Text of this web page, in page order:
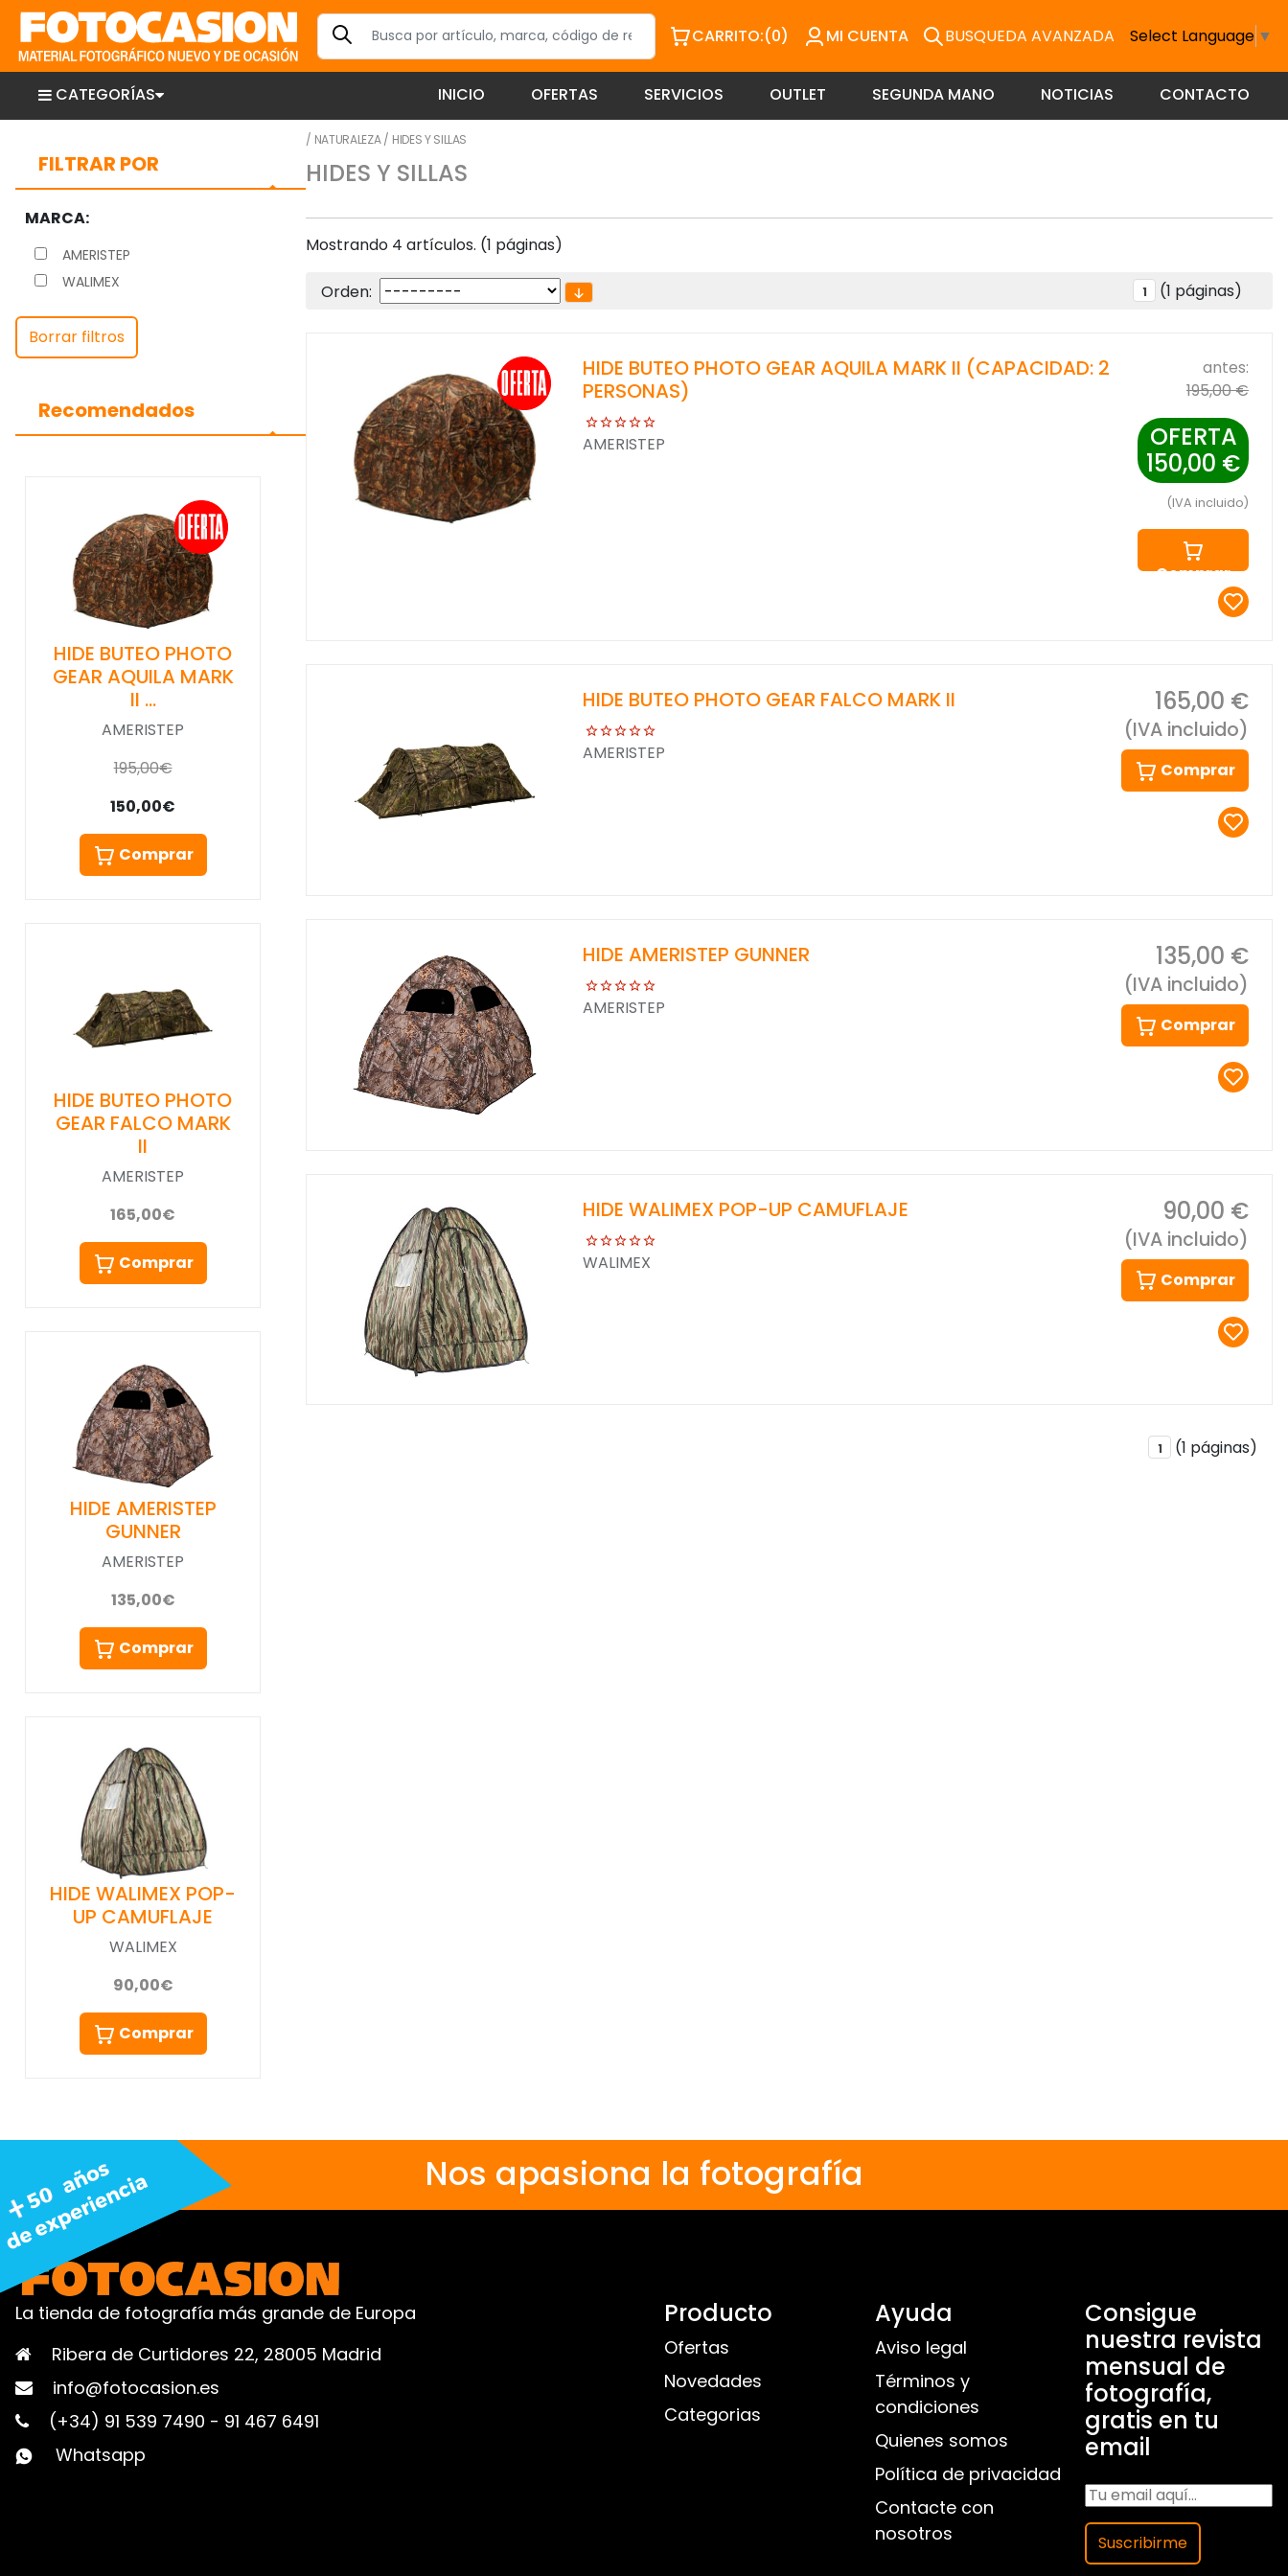
CARRITO:(0) MI CUENTA BUSQUEDA AVANZADA Select Language ▼
CATEGORÍAS INICIO OFERTAS SERVICIOS OUTLET SEGUNDA MANO NOTICIAS CONTACTO
FILTRAR POR
MARCA:
AMERISTEP
WALIMEX
Borrar filtros
Recomendados
HIDE BUTEO PHOTO
GEAR AQUILA MARK
II …
AMERISTEP
195,00€
150,00€
Comprar
HIDE BUTEO PHOTO
GEAR FALCO MARK
II
AMERISTEP
165,00€
Comprar
HIDE AMERISTEP
GUNNER
AMERISTEP
135,00€
Comprar
HIDE WALIMEX POP-
UP CAMUFLAJE
WALIMEX
90,00€
Comprar
/ NATURALEZA/ HIDES Y SILLAS
HIDES Y SILLAS
Mostrando 4 artículos. (1 páginas)
Orden: 1 (1 páginas)
HIDE BUTEO PHOTO GEAR AQUILA MARK II (CAPACIDAD: 2
PERSONAS)
AMERISTEP
antes:
195,00 €
OFERTA
150,00 €
(IVA incluido)
Comprar
HIDE BUTEO PHOTO GEAR FALCO MARK II
AMERISTEP
165,00 €
(IVA incluido)
Comprar
HIDE AMERISTEP GUNNER
AMERISTEP
135,00 €
(IVA incluido)
Comprar
HIDE WALIMEX POP-UP CAMUFLAJE
WALIMEX
90,00 €
(IVA incluido)
Comprar
1 (1 páginas)
Nos apasiona la fotografía
La tienda de fotografía más grande de Europa
Ribera de Curtidores 22, 28005 Madrid
info@fotocasion.es
(+34) 91 539 7490 - 91 467 6491
Whatsapp
Producto
Ofertas
Novedades
Categorias
Ayuda
Aviso legal
Términos y
condiciones
Quienes somos
Política de privacidad
Contacte con
nosotros
Consigue
nuestra revista
mensual de
fotografía,
gratis en tu
email
Suscribirme